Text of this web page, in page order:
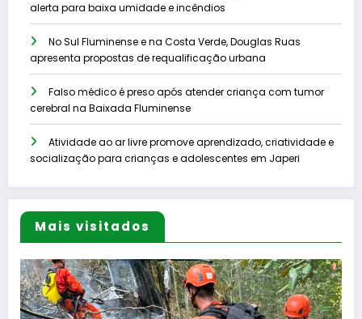
alerta para baixa umidade e incêndios
No Sul Fluminense e na Costa Verde, Douglas Ruas
apresenta propostas de requalificação urbana
Falso médico é preso após atender criança com tumor
cerebral na Baixada Fluminense
Atividade ao ar livre promove aprendizado, criatividade e
socialização para crianças e adolescentes em Japeri
Mais visitados